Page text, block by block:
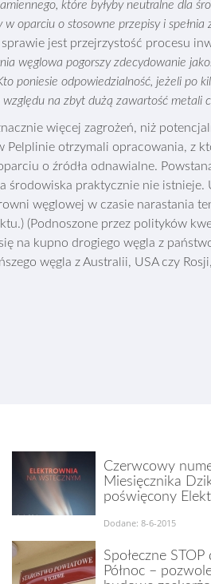
które byłyby neutralne dla
oparciu o stosowne przepisy i
jest przejrzystość procesu
węglowa pogorszy zdecydowanie
poniesie odpowiedzialność, jeżeli po
na zbyt dużą zawartość metali
więcej zagrożeń, niż
Pelplinie otrzymali opracowania, z
o źródła odnawialne.
środowiska praktycznie nie
węglowej w czasie narastania
(Podnoszone przez polityków
na kupno drogiego węgla z
węgla z Australii, USA czy
Czerwcowy
Miesięcznika
poświęcony
Dodane: 8-6-2015
Społeczne
Północ –